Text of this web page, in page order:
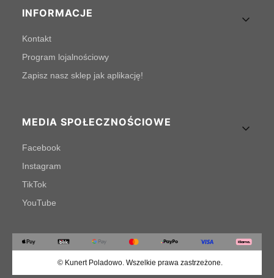
INFORMACJE
Kontakt
Program lojalnościowy
Zapisz nasz sklep jak aplikację!
MEDIA SPOŁECZNOŚCIOWE
Facebook
Instagram
TikTok
YouTube
© Kunert Poladowo. Wszelkie prawa zastrzeżone.